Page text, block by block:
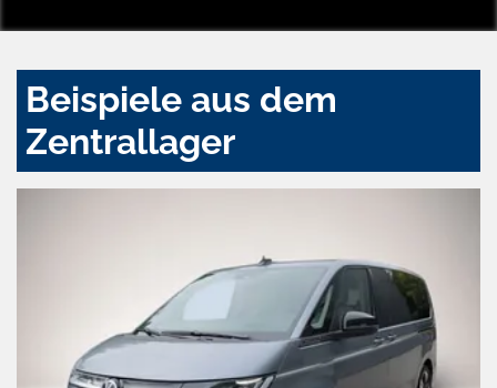
Beispiele aus dem
Zentrallager